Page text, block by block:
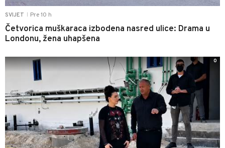
SVIJET Pre 10 h
Četvorica muškaraca izbodena nasred ulice: Drama u
Londonu, žena uhapšena
0